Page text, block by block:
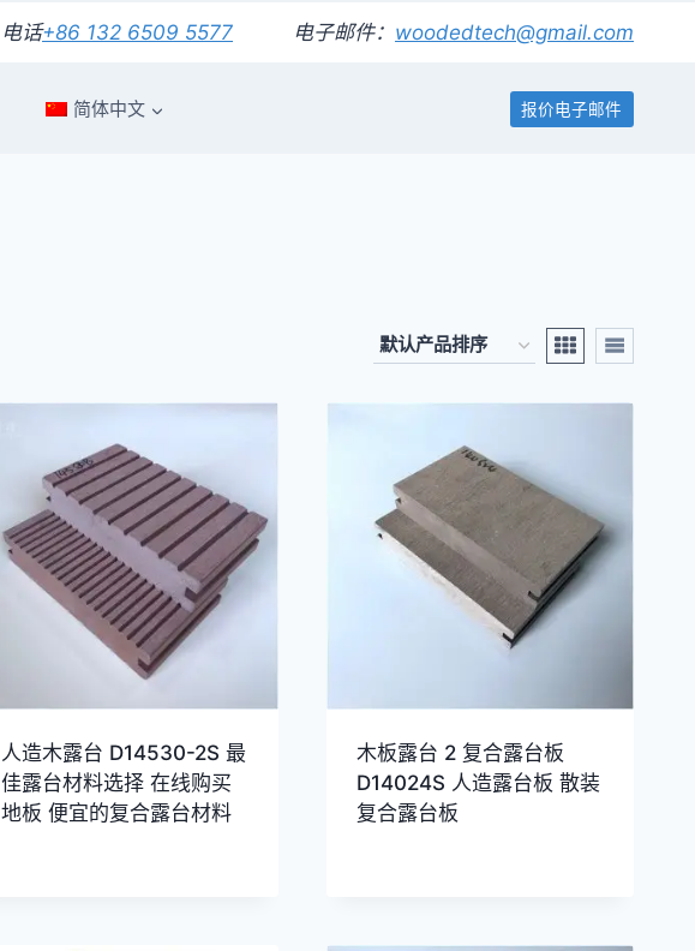
电话+86 132 6509 5577 电子邮件： woodedtech@gmail.com
简体中文 报价电子邮件
人造木露台 D14530-2S 最
佳露台材料选择 在线购买
地板 便宜的复合露台材料
木板露台 2 复合露台板
D14024S 人造露台板 散装
复合露台板